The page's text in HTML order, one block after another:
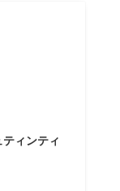
ティンティ